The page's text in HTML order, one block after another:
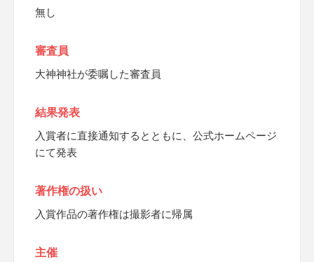
無し
審査員
大神神社が委嘱した審査員
結果発表
入賞者に直接通知するとともに、公式ホームページ
にて発表
著作権の扱い
入賞作品の著作権は撮影者に帰属
主催